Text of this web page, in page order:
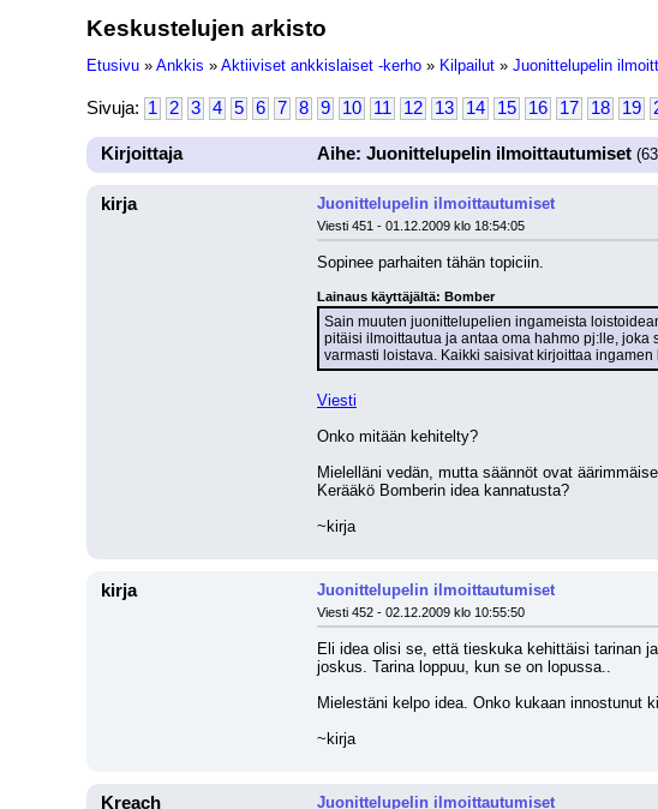
Keskustelujen arkisto
Etusivu » Ankkis » Aktiiviset ankkislaiset -kerho » Kilpailut » Juonittelupelin
Sivuja: 1 2 3 4 5 6 7 8 9 10 11 12 13 14 15 16 17 18 19
Kirjoittaja Aihe: Juonittelupelin ilmoittautumiset
kirja Juonittelupelin ilmoittautumiset
Viesti 451 - 01.12.2009 klo 18:54:05
Sopinee parhaiten tähän topiciin.
Lainaus käyttäjältä: Bomber
Sain muuten juonittelupelien ingameista
pitäisi ilmoittautua ja antaa oma hahmo pj:lle,
varmasti loistava. Kaikki saisivat kirjoittaa
Viesti
Onko mitään kehitelty?
Mielelläni vedän, mutta säännöt ovat
Kerääkö Bomberin idea kannatusta?
~kirja
kirja Juonittelupelin ilmoittautumiset
Viesti 452 - 02.12.2009 klo 10:55:50
Eli idea olisi se, että tieskuka kehittäisi tarinan
joskus. Tarina loppuu, kun se on lopussa..
Mielestäni kelpo idea. Onko kukaan innostunut
~kirja
Kreach Juonittelupelin ilmoittautumiset